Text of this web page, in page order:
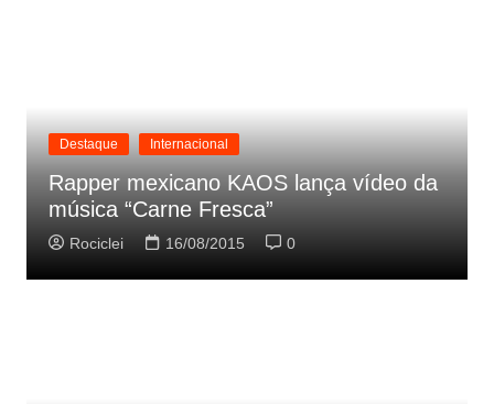
Destaque Internacional
Rapper mexicano KAOS lança vídeo da
música “Carne Fresca”
Rociclei 16/08/2015 0